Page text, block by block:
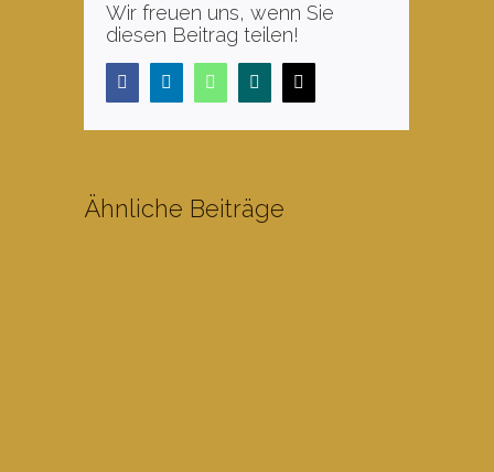
Wir freuen uns, wenn Sie
diesen Beitrag teilen!
FacebookLinkedInWhatsAppXing
Mail
Ähnliche Beiträge